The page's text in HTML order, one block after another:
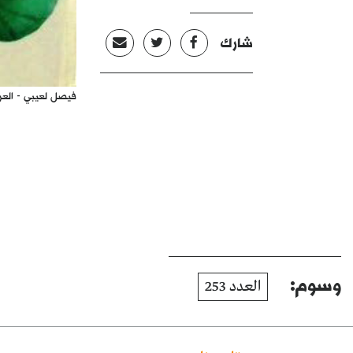
شارك
فيصل لعيبي -
وسوم: العدد 253